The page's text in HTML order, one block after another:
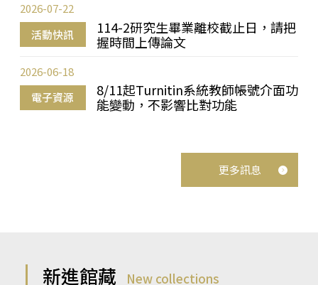
活動快訊
114-2研究生畢業離校截止日，請把
握時間上傳論文
2026-07-22
電子資源
8/11起Turnitin系統教師帳號介面功
能變動，不影響比對功能
2026-06-18
更多訊息
新進館藏 New collections